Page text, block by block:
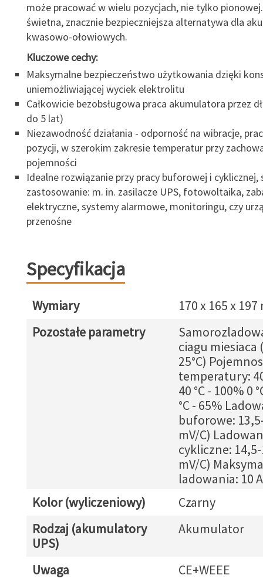
może pracować w wielu pozycjach, nie tylko
świetna, znacznie bezpieczniejsza alternatywa dla
kwasowo-ołowiowych.
Kluczowe cechy:
Maksymalne bezpieczeństwo użytkowania dzięki
uniemożliwiającej wyciek elektrolitu
Całkowicie bezobsługowa praca akumulatora przez
do 5 lat)
Niezawodność działania - odporność na wibracje,
pozycji, w szerokim zakresie temperatur przy
pojemności
Idealne rozwiązanie przy pracy buforowej i cyklicznej,
zastosowanie: m. in. zasilacze UPS, fotowoltaika,
elektryczne, systemy alarmowe, monitoringu, czy
przenośne
Specyfikacja
Wymiary
170 x 165 x 197
Pozostałe parametry
ciagu miesiaca
25°C)
temperatury:
40 °C - 100% 0
°C - 65%
buforowe:
mV/C)
cykliczne: 14,5-
mV/C)
ladowania: 10 A
Kolor (wyliczeniowy)
Czarny
Rodzaj (akumulatory
UPS)
Akumulator
Uwaga CE+WEEE